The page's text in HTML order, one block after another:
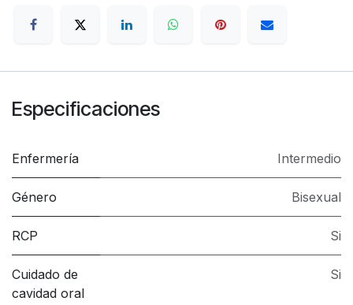
Especificaciones
Enfermería Intermedio
Género Bisexual
RCP Si
Cuidado de
cavidad oral
Si